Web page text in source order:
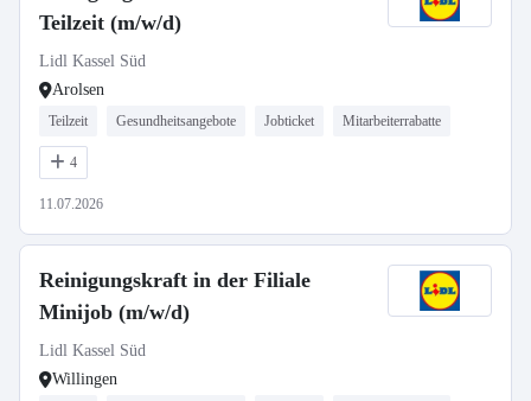
Teilzeit (m/w/d)
Lidl Kassel Süd
Arolsen
Teilzeit Gesundheitsangebote Jobticket Mitarbeiterrabatte
4
11.07.2026
Reinigungskraft in der Filiale
Minijob (m/w/d)
Lidl Kassel Süd
Willingen